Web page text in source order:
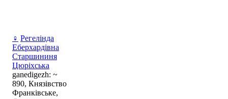
♀ Регелінда
Еберхардівна
Старшининя
Цюріхська
ganedigezh: ~
890, Князівство
Франківське,